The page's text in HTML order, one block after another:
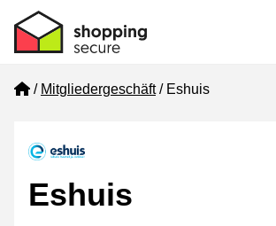
Home
Mitgliedergeschäft Eshuis
Eshuis